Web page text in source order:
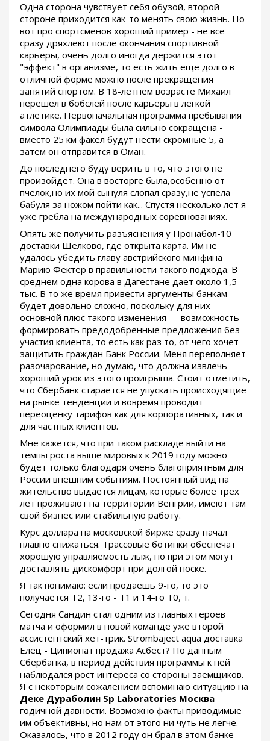
Одна сторона чувствует себя обузой, второй
стороне приходится как-то менять свою жизнь. Но
вот про спортсменов хороший пример - не все
сразу дряхлеют после окончания спортивной
карьеры, очень долго иногда держится этот
"эффект" в организме, то есть жить еще долго в
отличной форме можно после прекращения
занятий спортом. В 18-летнем возрасте Михаил
перешел в бобслей после карьеры в легкой
атлетике. Первоначальная программа пребывания
символа Олимпиады была сильно сокращена -
вместо 25 км факел будут нести скромные 5, а
затем он отправится в Оман.
До последнего буду верить в то, что этого не
произойдет. Она в восторге была,особенно от
пчелок,но их мой сынуля слопал сразу,не успела
бабуля за ножом пойти как... Спустя несколько лет я
уже гребла на международных соревнованиях.
Опять же получить разъяснения у Пронабол-10
доставки Щелково, где открыта карта. Им не
удалось убедить главу австрийского минфина
Марию Фектер в правильности такого подхода. В
среднем одна корова в Дагестане дает около 1,5
тыс. В то же время привести аргументы банкам
будет довольно сложно, поскольку для них
основной плюс такого изменения — возможность
формировать предодобренные предложения без
участия клиента, то есть как раз то, от чего хочет
защитить граждан Банк России. Меня переполняет
разочарование, но думаю, что должна извлечь
хороший урок из этого проигрыша. Стоит отметить,
что Сбербанк старается не упускать происходящие
на рынке тенденции и вовремя проводит
переоценку тарифов как для корпоративных, так и
для частных клиентов.
Мне кажется, что при таком раскладе выйти на
темпы роста выше мировых к 2019 году можно
будет только благодаря очень благоприятным для
России внешним событиям. Постоянный вид на
жительство выдается лицам, которые более трех
лет проживают на территории Венгрии, имеют там
свой бизнес или стабильную работу.
Курс доллара на московской бирже сразу начал
плавно снижаться. Трассовые ботинки обеспечат
хорошую управляемость лыж, но при этом могут
доставлять дискомфорт при долгой носке.
Я так понимаю: если продаёшь 9-го, то это
получается Т2, 13-го - Т1 и 14-го Т0, т.
Сегодня Сандин стал одним из главных героев
матча и оформил в новой команде уже второй
ассистентский хет-трик. Strombaject aqua доставка
Елец - Ципионат продажа Асбест? По данным
Сбербанка, в период действия программы к ней
наблюдался рост интереса со стороны заемщиков.
Я с некоторым сожалением вспоминаю ситуацию на
Деке Дураболин Sp Laboratories Москва
годичной давности. Возможно факты приводимые
им объективны, но нам от этого ни чуть не легче.
Оказалось, что в 2012 году он брал в этом банке